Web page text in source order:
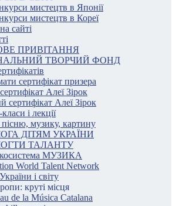
мистецтв в Японії
мистецтв в Кореї
сайті
ПРИВІТАННЯ
ТВОРЧИЙ ФОНД
сертифікат призера
Алеї Зірок
сертифікат Алеї Зірок
і лекції
музику, картину
ДІТЯМ УКРАЇНИ
ТАЛАНТУ
МУЗИКА
World Talent Network
і світу
круті місця
de la Música Catalana